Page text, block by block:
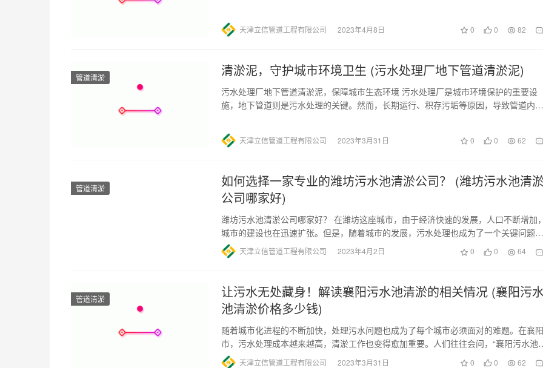
天津立信管道工程有限公司 2023年4月8日 0 0 82
管道清淤 清淤泥，守护城市环境卫生 (污水处理厂地下管道清淤泥)
污水处理厂地下管道清淤泥，保障城市生态环境 污水处理厂是城市环境保护的重要设
施，地下管道则是污水处理的关键。然而，长期运行、积存污垢等原因，导致管道内部
天津立信管道工程有限公司 2023年3月31日 0 0 62
管道清淤
如何选择一家专业的潍坊污水池清淤公司？ (潍坊污水池清淤
公司哪家好)
潍坊污水池清淤公司哪家好？ 在潍坊这座城市，由于经济快速的发展，人口不断增加，
城市的建设也在迅速扩张。但是，随着城市的发展，污水处理也成为了一个关键问题。
污水处理设施是城市基础设施…
天津立信管道工程有限公司 2023年4月2日 0 0 64
管道清淤
让污水无处藏身！解读襄阳污水池清淤的相关情况 (襄阳污
池清淤价格多少钱)
随着城市化进程的不断加快，处理污水问题也成为了每个城市必须面对的难题。在襄阳
市，污水处理成本越来越高，清淤工作也变得愈加重要。人们往往会问，“襄阳污水池
淤价格多少钱？”这篇文章将…
天津立信管道工程有限公司 2023年3月31日 0 0 62